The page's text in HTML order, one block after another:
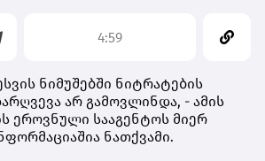
4:59
ნიმუშებში ნიტრატების
არ გამოვლინდა, - ამის
ეროვნული სააგენტოს მიერ
ნათქვამი.